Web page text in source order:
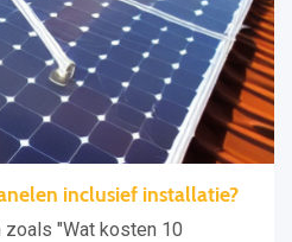
inclusief installatie?
zoals "Wat kosten 10